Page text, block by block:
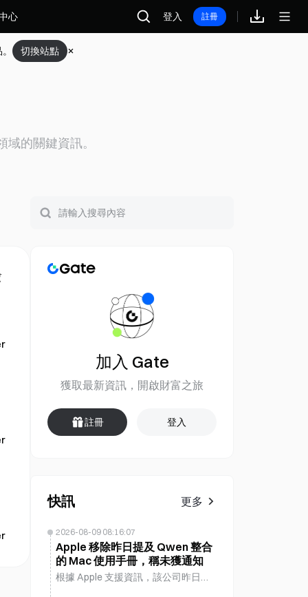
心 登入 註冊
切換站點
的關鍵資訊。
加入 Gate
獲取最新資訊，開啟財富之旅
註冊 登入
快訊 更多
2026-08-09 08:16:07
Apple 移除昨日提及 Qwen 整合
的 Mac 使用手冊，稱未獲通知
根據 Apple 支援資訊，該公司昨日移